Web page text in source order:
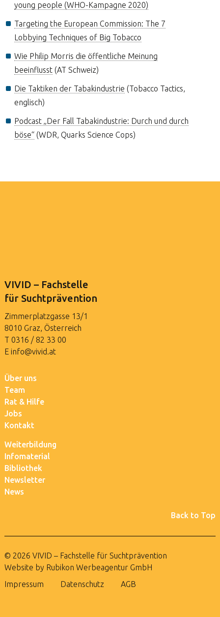
young people (WHO-Kampagne 2020)
Targeting the European Commission: The 7
Lobbying Techniques of Big Tobacco
Wie Philip Morris die öffentliche Meinung
beeinflusst(AT Schweiz)
Die Taktiken der Tabakindustrie (Tobacco Tactics,
englisch)
Podcast „Der Fall Tabakindustrie: Durch und durch
böse“(WDR, Quarks Science Cops)
VIVID – Fachstelle
für Suchtprävention
Zimmerplatzgasse 13/1
8010 Graz, Österreich
T 0316 / 82 33 00
E info@vivid.at
Über uns
Team
Rat & Hilfe
Jobs
Kontakt
Weiterbildung
Infomaterial
Bibliothek
Newsletter
News
Back to Top
© 2026 VIVID – Fachstelle für Suchtprävention
Website by Rubikon Werbeagentur GmbH
Impressum
Datenschutz AGB